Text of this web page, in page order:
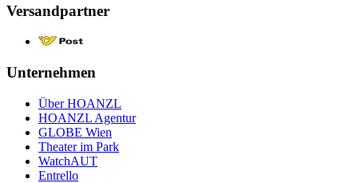
Versandpartner
Unternehmen
Über HOANZL
HOANZL Agentur
GLOBE Wien
Theater im Park
WatchAUT
Entrello